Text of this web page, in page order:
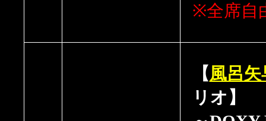
※全席自
【風呂矢
リオ】